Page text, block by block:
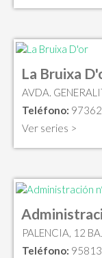
La Bruixa
AVDA.
Teléfono:
Ver series >
PALENCIA, 12
Teléfono: